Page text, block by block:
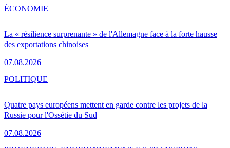
La « résilience surprenante » de l'Allemagne face à la forte hausse
des exportations chinoises
07.08.2026
ÉCONOMIE
Quatre pays européens mettent en garde contre les projets de la
Russie pour l'Ossétie du Sud
07.08.2026
POLITIQUE